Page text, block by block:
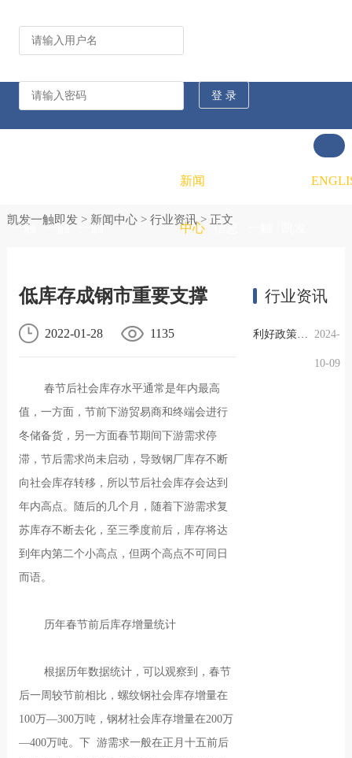
一触 一触 一触
新闻
中心 信息
凯发一触即发> 新闻中心> 行业资讯> 正文
低库存成钢市重要支撑
2022-01-28 1135
春节后社会库存水平通常是年内最高
值，一方面，节前下游贸易商和终端会进行
冬储备货，另一方面春节期间下游需求停
滞，节后需求尚未启动，导致钢厂库存不断
向社会库存转移，所以节后社会库存会达到
年内高点。随后的几个月，随着下游需求复
苏库存不断去化，至三季度前后，库存将达
到年内第二个小高点，但两个高点不可同日
而语。
历年春节前后库存增量统计
根据历年数据统计，可以观察到，春节
后一周较节前相比，螺纹钢社会库存增量在
100万—300万吨，钢材社会库存增量在200万
—400万吨。下 游需求一般在正月十五前后
行业资讯
利好政策提振钢市信心，四季度行业需求或小幅上升 2024-
10-09